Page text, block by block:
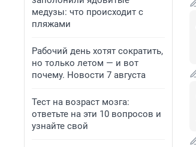
медузы: что происходит с
пляжами
Рабочий день хотят сократить,
но только летом — и вот
почему. Новости 7 августа
Тест на возраст мозга:
ответьте на эти 10 вопросов и
узнайте свой